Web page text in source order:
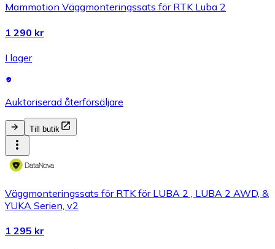
Mammotion Väggmonteringssats för RTK Luba 2
1 290 kr
I lager
Auktoriserad återförsäljare
Till butik
Väggmonteringssats för RTK för LUBA 2 , LUBA 2 AWD, &
YUKA Serien, v2
1 295 kr